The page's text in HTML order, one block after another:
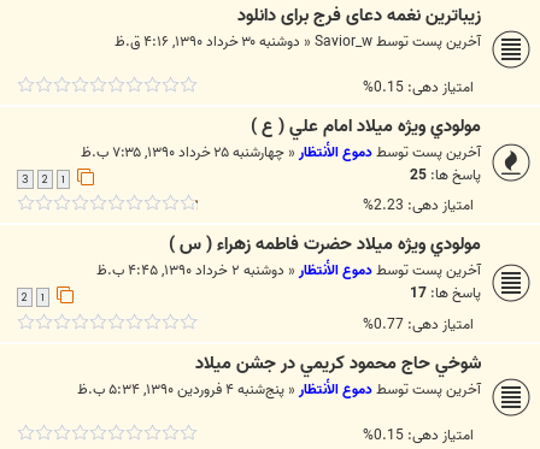
زیباترین نغمه دعای فرج برای دانلود
آخرین پست توسطSavior_w
« دوشنبه ۳۰ خرداد ۱۳۹۰, ۴:۱۶ ق.ظ
امتیاز دهی: 0.15%
مولودي ويژه ميلاد امام علي ( ع )
آخرین پست توسطدموع الأنتظار« چهارشنبه ۲۵ خرداد ۱۳۹۰, ۷:۳۵ ب.ظ
پاسخ ها: 25
3
امتیاز دهی: 2.23%
مولودي ويژه ميلاد حضرت فاطمه زهراء ( س )
آخرین پست توسطدموع الأنتظار« دوشنبه ۲ خرداد ۱۳۹۰, ۴:۴۵ ب.ظ
پاسخ ها: 17
امتیاز دهی: 0.77%
شوخي حاج محمود كريمي در جشن ميلاد
آخرین پست توسطدموع الأنتظار« پنج‌شنبه ۴ فروردین ۱۳۹۰, ۵:۳۴ ب.ظ
امتیاز دهی: 0.15%